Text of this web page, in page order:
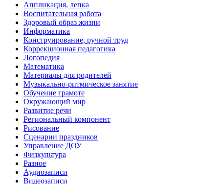
Аппликация, лепка
Воспитательная работа
Здоровый образ жизни
Информатика
Конструирование, ручной труд
Коррекционная педагогика
Логопедия
Математика
Материалы для родителей
Музыкально-ритмическое занятие
Обучение грамоте
Окружающий мир
Развитие речи
Региональный компонент
Рисование
Сценарии праздников
Управление ДОУ
Физкультура
Разное
Аудиозаписи
Видеозаписи